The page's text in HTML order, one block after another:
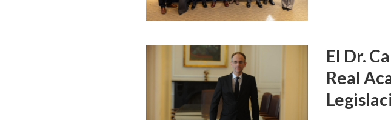
El Dr.
Real